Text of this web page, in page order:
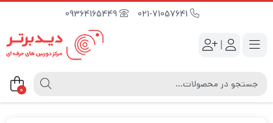
09364165449
|
0